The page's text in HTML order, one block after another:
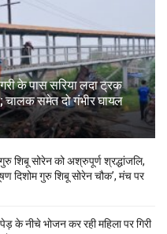
के पास सरिया लदा ट्रक
चालक समेत दो गंभीर घायल
शिबू सोरेन को अश्रुपूर्ण श्रद्धांजलि,
दिशोम गुरु शिबू सोरेन चौक’, मंच पर
के नीचे भोजन कर रही महिला पर गिरी